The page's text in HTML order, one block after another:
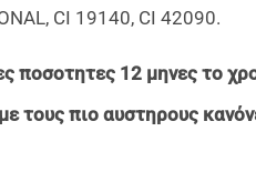
CI 19140, CI 42090.
ποσοτητες 12 μηνες το
τους πιο αυστηρους